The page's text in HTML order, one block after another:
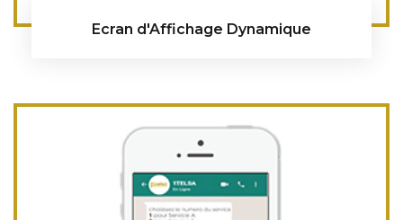
Ecran d'Affichage Dynamique